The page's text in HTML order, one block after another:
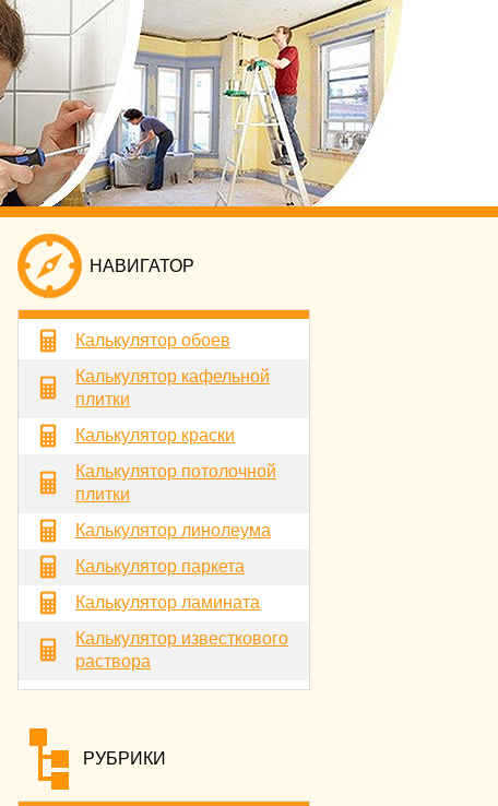
НАВИГАТОР
Калькулятор обоев
Калькулятор кафельной
плитки
Калькулятор краски
Калькулятор потолочной
плитки
Калькулятор линолеума
Калькулятор паркета
Калькулятор ламината
Калькулятор известкового
раствора
РУБРИКИ